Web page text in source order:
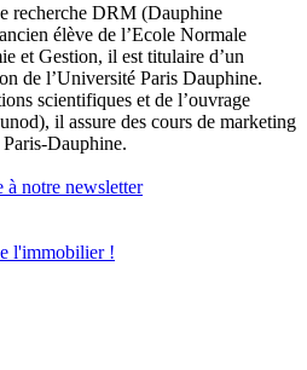
recherche DRM (Dauphine
élève de l’Ecole Normale
et Gestion, il est titulaire d’un
de l’Université Paris Dauphine.
scientifiques et de l’ouvrage
il assure des cours de marketing
Dauphine.
à notre newsletter
l'immobilier!